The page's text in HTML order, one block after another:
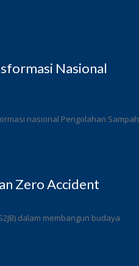
Nasional
nasional Pengolahan Sampah
Zero Accident
dalam membangun budaya